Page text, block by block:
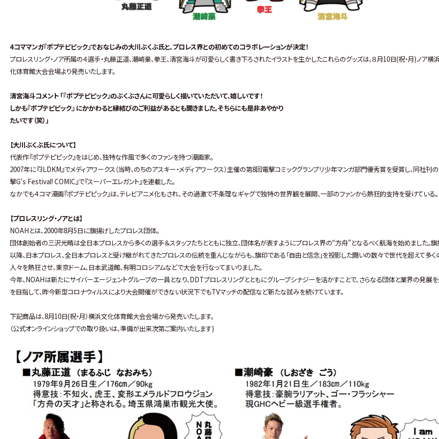
4コママンガ『ポプテピピック』でおなじみの大川ぶくぶ氏と、プロレス界との初めてのコラボレーションが決定！
プロレスリング・ノア所属の４選手・丸藤正道、潮崎豪、拳王、清宮海斗が可愛らしく書き下ろされたイラストを生かしたこれらのグッズは、８月10日(祝・月)ノア横
化体育館大会会場より発売いたします。
清宮海斗コメント 「『ポプテピピック』のぶくぶさんに可愛らしく描いていただいて、嬉しいです！
しかも『ポプテピピック』 にかかわると縁結びのご利益があるとも聞きました。そちらにも是非あやかり
たいです（笑）」
【大川ぶくぶ氏について】
代表作『ポプテピピック』をはじめ、独特な作風で多くのファンを持つ漫画家。
2007年に『3LDKM』でメディアワークス（当時、のちのアスキー・メディアワークス）主催の第8回電撃コミックグランプリ少年マンガ部門優秀賞を受賞し、同社刊の
撃G's Festival! COMIC』で『スーパーエレガント』を連載した。
なかでも４コマ漫画『ポプテピピック』は、テレビアニメ化もされ、その過激で不条理なギャグで独特の世界観を展開、一部のファンから熱狂的支持を受けている。
【プロレスリング・ノアとは】
NOAHとは、2000年8月5日に旗揚げしたプロレス団体。
団体創始者の三沢光晴は全日本プロレスから多くの選手＆スタッフたちとともに独立、団体名が表すようにプロレス界の“方舟”となるべく航海を始めました。
以降、日本プロレス、全日本プロレスと受け継がれてきたプロレスの伝統を重んじながらも、旗印である「自由と信念」を投影した闘いの数々で世代を超えて多く
人々を熱狂させ、東京ドーム、日本武道館、有明コロシアムなどで大会を行なってまいりました。
今年、NOAHは新たにサイバーエージェントグループの一員となり、DDTプロレスリングとともにグループシナジーを活かすことで、さらなる団体と業界の発展
を目指して、昨今新型コロナウィルスにより大会開催ができない状況下でもTVマッチの配信など新たな試みを続けています。
下記商品は、8月10日(祝・月）横浜文化体育館大会会場から発売いたします。
（公式オンラインショップでの取り扱いは、準備が出来次第ご案内いたします)